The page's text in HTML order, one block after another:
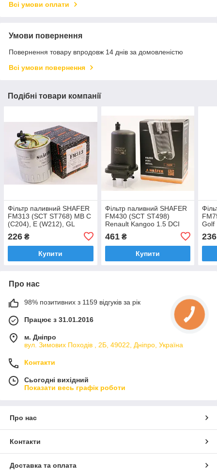
Всі умови оплати
Умови повернення
Повернення товару впродовж 14 днів за домовленістю
Всі умови повернення
Подібні товари компанії
Фільтр паливний SHAFER
FM313 (SCT ST768) MB C
(C204), E (W212), GL
2.0D-3.0D, 04- (2
226 ₴
Купити
Фільтр паливний SHAFER
FM430 (SCT ST498)
Renault Kangoo 1.5 DCI
461₴
Купити
Golf
10
236
Про нас
98% позитивних з 1159 відгуків за рік
Працює з 31.01.2016
м. Дніпро
вул. Зимових Походiв , 2Б, 49022, Дніпро, Україна
Контакти
Сьогодні вихідний
Показати весь графік роботи
Про нас
Контакти
Доставка та оплата